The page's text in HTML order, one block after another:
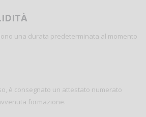
una durata predeterminata al momento
è consegnato un attestato numerato
formazione.